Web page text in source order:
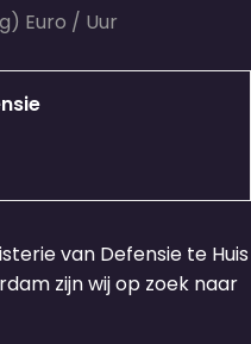
Euro / Uur
van Defensie te Huis
zijn wij op zoek naar